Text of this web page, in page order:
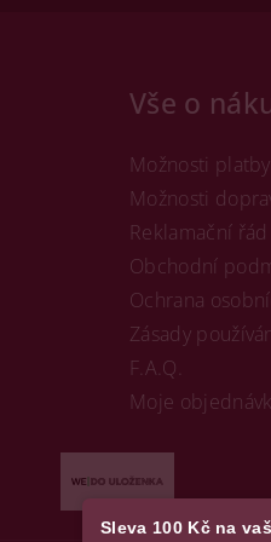
Vše o
Možnosti platby
Možnosti
Reklamační řád
Obchodní
Ochrana
Zásady
F.A.Q.
Moje
Sleva 100 Kč na